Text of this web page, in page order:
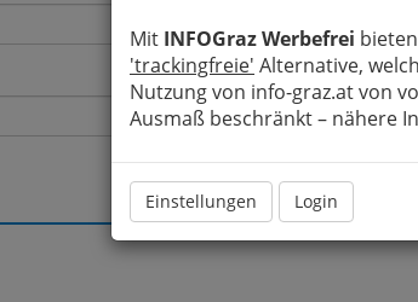
Mit INFOGraz Werbefrei
'trackingfreie' Alternative,
Nutzung von info-graz.at von
Ausmaß beschränkt – nähere
Einstellungen Login